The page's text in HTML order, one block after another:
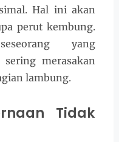
Hal ini akan
perut kembung.
yang
merasakan
lambung.
Tidak